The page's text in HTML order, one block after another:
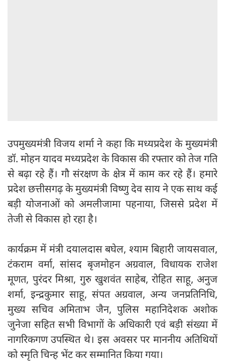
उपमुख्यमंत्री विजय शर्मा ने कहा कि मध्यप्रदेश के मुख्यमंत्री
डॉ. मोहन यादव मध्यप्रदेश के विकास की रफ्तार को तेज गति
से बढ़ा रहे हैं। गौ संरक्षण के क्षेत्र में काम कर रहे हैं। हमारे
प्रदेश छत्तीसगढ़ के मुख्यमंत्री विष्णु देव साय ने एक साथ कई
बड़ी योजनाओं को अमलीजामा पहनाया, जिससे प्रदेश में
तेजी से विकास हो रहा है।
कार्यक्रम में मंत्री दयालदास बघेल, श्याम बिहारी जायसवाल,
टंकराम वर्मा, सांसद बृजमोहन अग्रवाल, विधायक राजेश
मूणत, पुरंदर मिश्रा, गुरु खुशवंत साहेब, रोहित साहू, अनुज
शर्मा, इन्द्रकुमार साहू, संपत अग्रवाल, अन्य जनप्रतिनिधि,
मुख्य सचिव अमिताभ जैन, पुलिस महानिदेशक अशोक
जुनेजा सहित सभी विभागों के अधिकारी एवं बड़ी संख्या में
नागरिकगण उपस्थित थे। इस अवसर पर माननीय अतिथियों
को स्मृति चिन्ह भेंट कर सम्मानित किया गया।